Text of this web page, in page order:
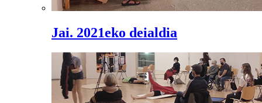
Jai. 2021eko deialdia